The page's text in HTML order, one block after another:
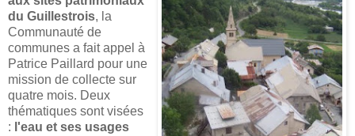
du Guillestrois, la
Communauté de
communes a fait appel à
Patrice Paillard pour une
mission de collecte sur
quatre mois. Deux
thématiques sont visées
: l'eau et ses usages